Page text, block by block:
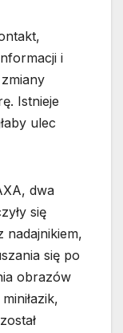
i
Istnieje
ulec
dwa
się
nadajnikiem,
się po
obrazów